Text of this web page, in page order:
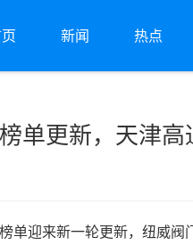
新闻 热点
单更新，天津高
单迎来新一轮更新，纽威